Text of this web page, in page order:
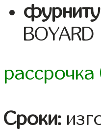
BOYARD
Сроки: